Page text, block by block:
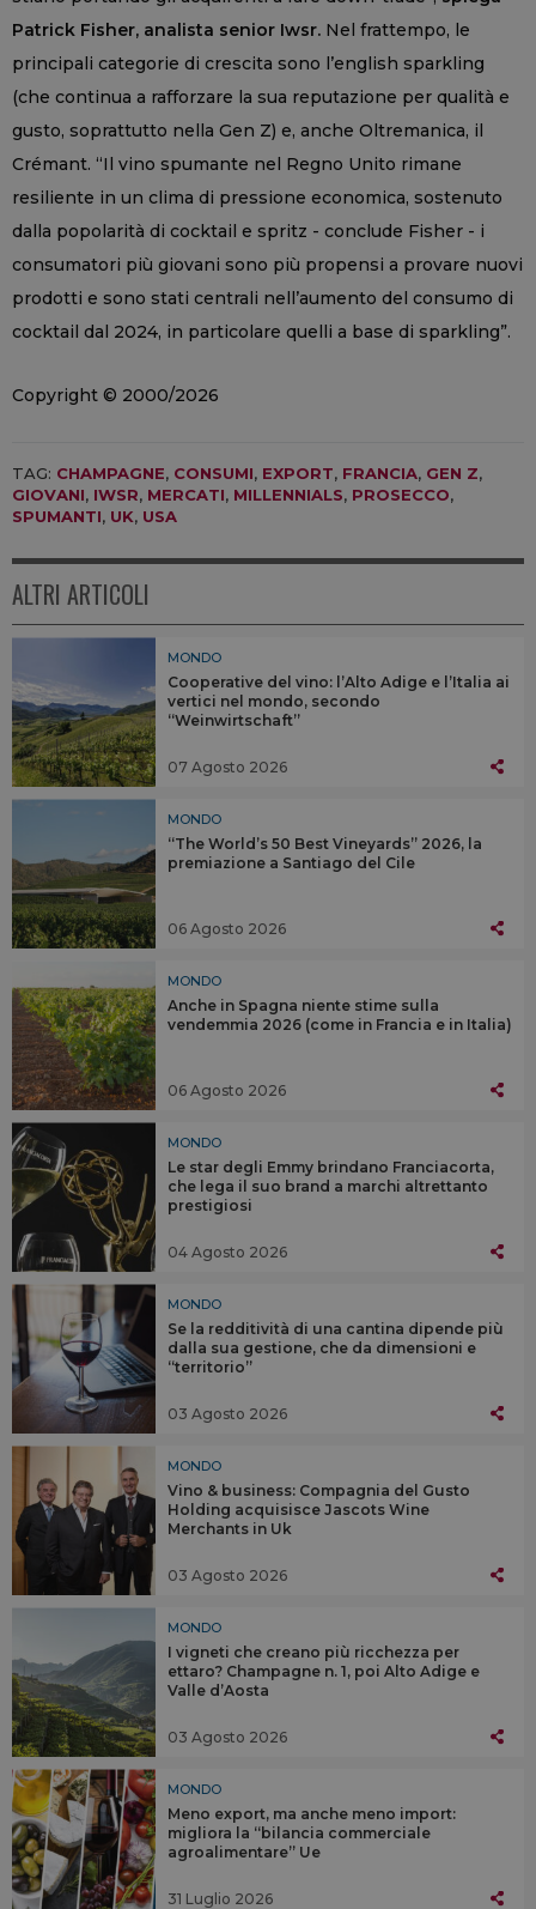
Patrick Fisher, analista senior Iwsr. Nel frattempo, le
principali categorie di crescita sono l’english sparkling
(che continua a rafforzare la sua reputazione per qualità e
gusto, soprattutto nella Gen Z) e, anche Oltremanica, il
Crémant. “Il vino spumante nel Regno Unito rimane
resiliente in un clima di pressione economica, sostenuto
dalla popolarità di cocktail e spritz - conclude Fisher - i
consumatori più giovani sono più propensi a provare nuovi
prodotti e sono stati centrali nell’aumento del consumo di
cocktail dal 2024, in particolare quelli a base di sparkling”.
Copyright © 2000/2026
TAG: CHAMPAGNE, CONSUMI, EXPORT, FRANCIA, GEN Z,
GIOVANI, IWSR, MERCATI, MILLENNIALS, PROSECCO,
SPUMANTI, UK, USA
ALTRI ARTICOLI
MONDO
Cooperative del vino: l’Alto Adige e l’Italia ai
vertici nel mondo, secondo
“Weinwirtschaft”
07 Agosto 2026
MONDO
“The World’s 50 Best Vineyards” 2026, la
premiazione a Santiago del Cile
06 Agosto 2026
MONDO
Anche in Spagna niente stime sulla
vendemmia 2026 (come in Francia e in Italia)
06 Agosto 2026
MONDO
Le star degli Emmy brindano Franciacorta,
che lega il suo brand a marchi altrettanto
prestigiosi
04 Agosto 2026
MONDO
Se la redditività di una cantina dipende più
dalla sua gestione, che da dimensioni e
“territorio”
03 Agosto 2026
MONDO
Vino & business: Compagnia del Gusto
Holding acquisisce Jascots Wine
Merchants in Uk
03 Agosto 2026
MONDO
I vigneti che creano più ricchezza per
ettaro? Champagne n. 1, poi Alto Adige e
Valle d’Aosta
03 Agosto 2026
MONDO
Meno export, ma anche meno import:
migliora la “bilancia commerciale
agroalimentare” Ue
31 Luglio 2026